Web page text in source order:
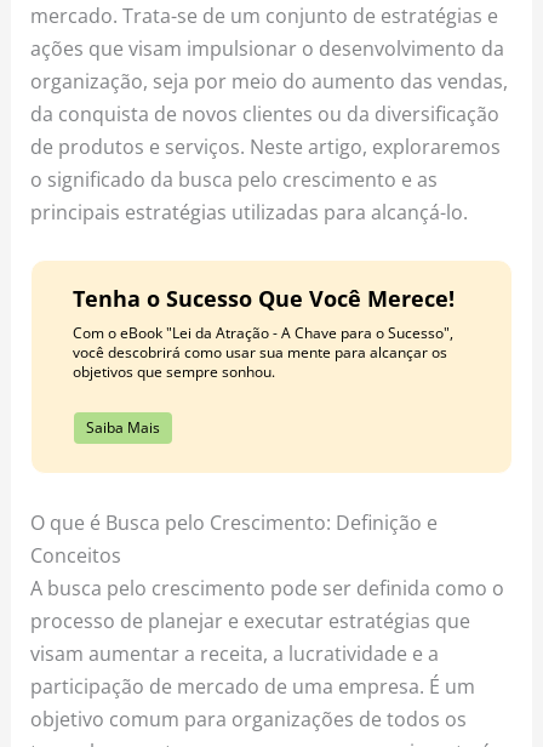
mercado. Trata-se de um conjunto de estratégias e
ações que visam impulsionar o desenvolvimento da
organização, seja por meio do aumento das vendas,
da conquista de novos clientes ou da diversificação
de produtos e serviços. Neste artigo, exploraremos
o significado da busca pelo crescimento e as
principais estratégias utilizadas para alcançá-lo.
Tenha o Sucesso Que Você Merece!
Com o eBook "Lei da Atração - A Chave para o Sucesso",
você descobrirá como usar sua mente para alcançar os
objetivos que sempre sonhou.
Saiba Mais
O que é Busca pelo Crescimento: Definição e
Conceitos
A busca pelo crescimento pode ser definida como o
processo de planejar e executar estratégias que
visam aumentar a receita, a lucratividade e a
participação de mercado de uma empresa. É um
objetivo comum para organizações de todos os